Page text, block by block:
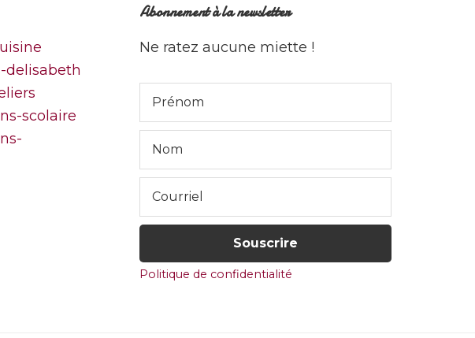
Abonnement à la newsletter
Ne ratez aucune miette !
Politique de confidentialité